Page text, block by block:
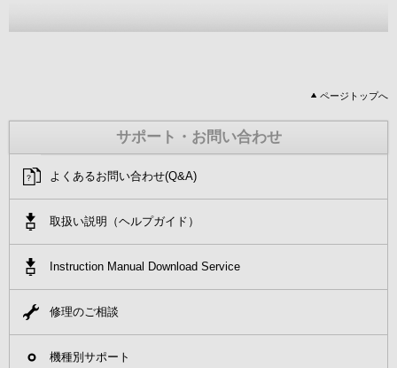
ページトップへ
サポート・お問い合わせ
よくあるお問い合わせ(Q&A)
取扱い説明（ヘルプガイド）
Instruction Manual Download Service
修理のご相談
機種別サポート